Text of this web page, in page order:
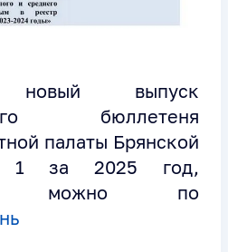
новый выпуск
бюллетеня
палаты Брянской
за 2025 год,
можно по